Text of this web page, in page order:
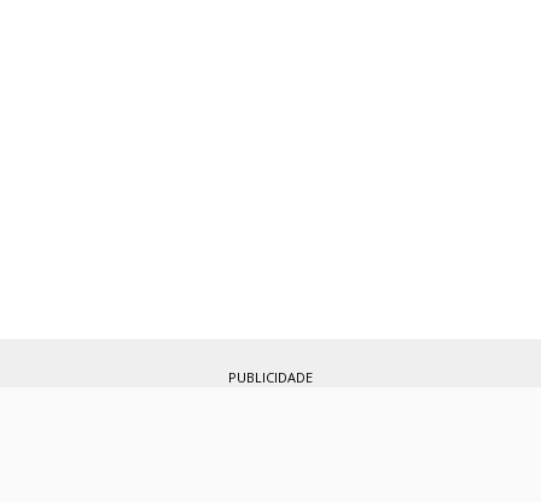
PUBLICIDADE